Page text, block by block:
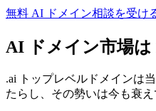
無料 AI ドメイン相談を受け
AI ドメイン市場は
.ai トップレベルドメインは
たらし、その勢いは今も衰え